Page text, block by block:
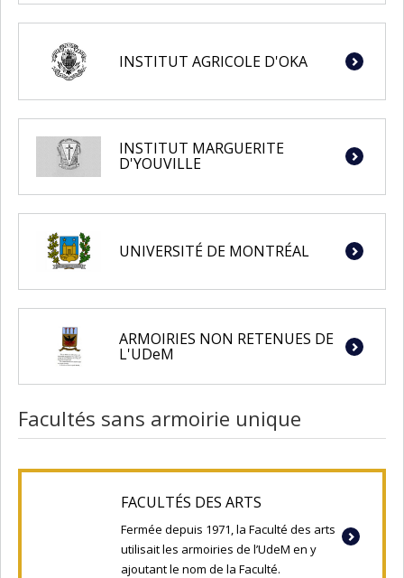
INSTITUT AGRICOLE D'OKA
INSTITUT MARGUERITE
D'YOUVILLE
UNIVERSITÉ DE MONTRÉAL
ARMOIRIES NON RETENUES DE
L'UDeM
Facultés sans armoirie unique
FACULTÉS DES ARTS
Fermée depuis 1971, la Faculté des arts
utilisait les armoiries de l’UdeM en y
ajoutant le nom de la Faculté.